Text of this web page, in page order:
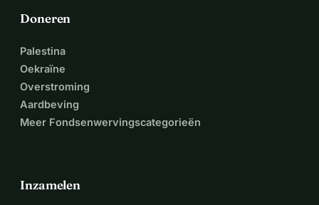
Doneren
Palestina
Oekraïne
Overstroming
Aardbeving
Meer Fondsenwervingscategorieën
Inzamelen